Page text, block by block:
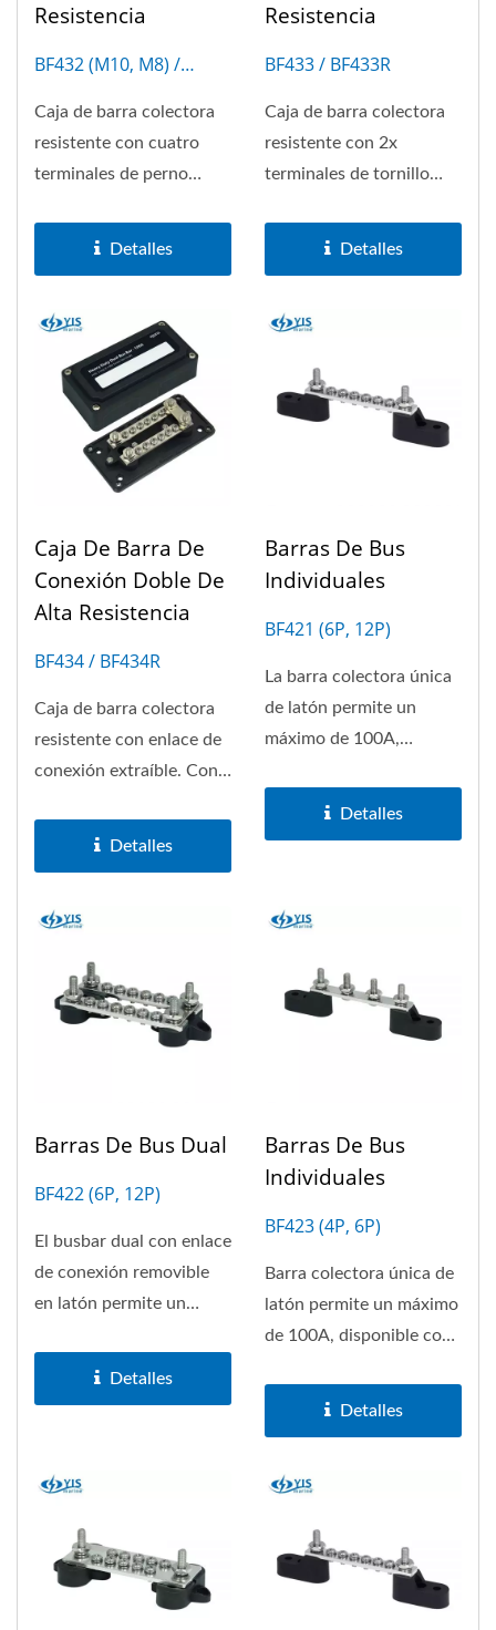
Resistencia
BF432 (M10, M8) /
Caja de barra colectora
resistente con cuatro
terminales de perno
longitud...
Detalles
Resistencia
BF433 / BF433R
Caja de barra colectora
resistente con 2x
terminales de tornillo
Con la longitud...
Detalles
Caja De Barra De
Conexión Doble De
Alta Resistencia
BF434 / BF434R
Caja de barra colectora
resistente con enlace de
conexión extraíble. Con
Detalles
Barras De Bus
Individuales
BF421 (6P, 12P)
La barra colectora única
de latón permite un
máximo de 100A,
y 12 grupos....
Detalles
Barras De Bus Dual
BF422 (6P, 12P)
El busbar dual con enlace
de conexión removible
en latón permite un
disponible...
Detalles
Barras De Bus
Individuales
BF423 (4P, 6P)
Barra colectora única de
latón permite un máximo
de 100A, disponible con
Detalles